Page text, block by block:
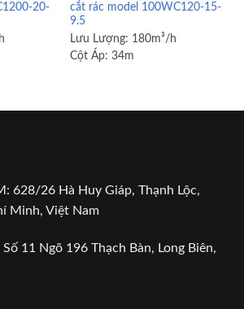
20-
cắt rác model 100WC120-15-
9.5
Lưu Lượng: 180m³/h
Cột Áp: 34m
628/26 Hà Huy Giáp, Thạnh Lộc,
Minh, Việt Nam
11 Ngõ 196 Thạch Bàn, Long Biên,